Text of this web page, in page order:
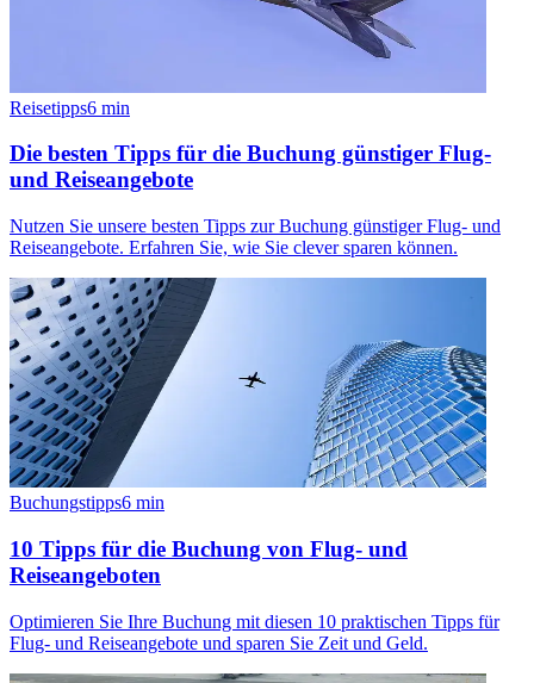
Reisetipps6 min
Die besten Tipps für die Buchung günstiger Flug-
und Reiseangebote
Nutzen Sie unsere besten Tipps zur Buchung günstiger Flug- und
Reiseangebote. Erfahren Sie, wie Sie clever sparen können.
Buchungstipps6 min
10 Tipps für die Buchung von Flug- und
Reiseangeboten
Optimieren Sie Ihre Buchung mit diesen 10 praktischen Tipps für
Flug- und Reiseangebote und sparen Sie Zeit und Geld.